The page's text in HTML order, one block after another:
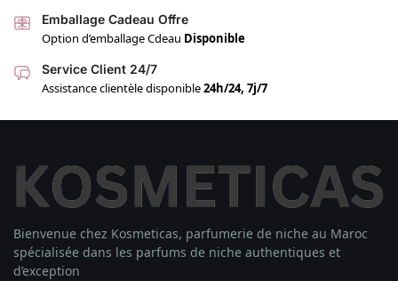
Emballage Cadeau Offre
Option d’emballage Cdeau Disponible
Service Client 24/7
Assistance clientèle disponible24h/24, 7j/7
Bienvenue chez Kosmeticas, parfumerie de niche au Maroc
spécialisée dans les parfums de niche authentiques et
d’exception